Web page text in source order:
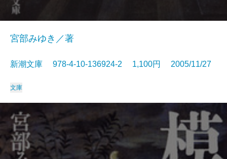
宮部みゆき／著
新潮文庫 978-4-10-136924-2 1,100円 2005/11/27
文庫